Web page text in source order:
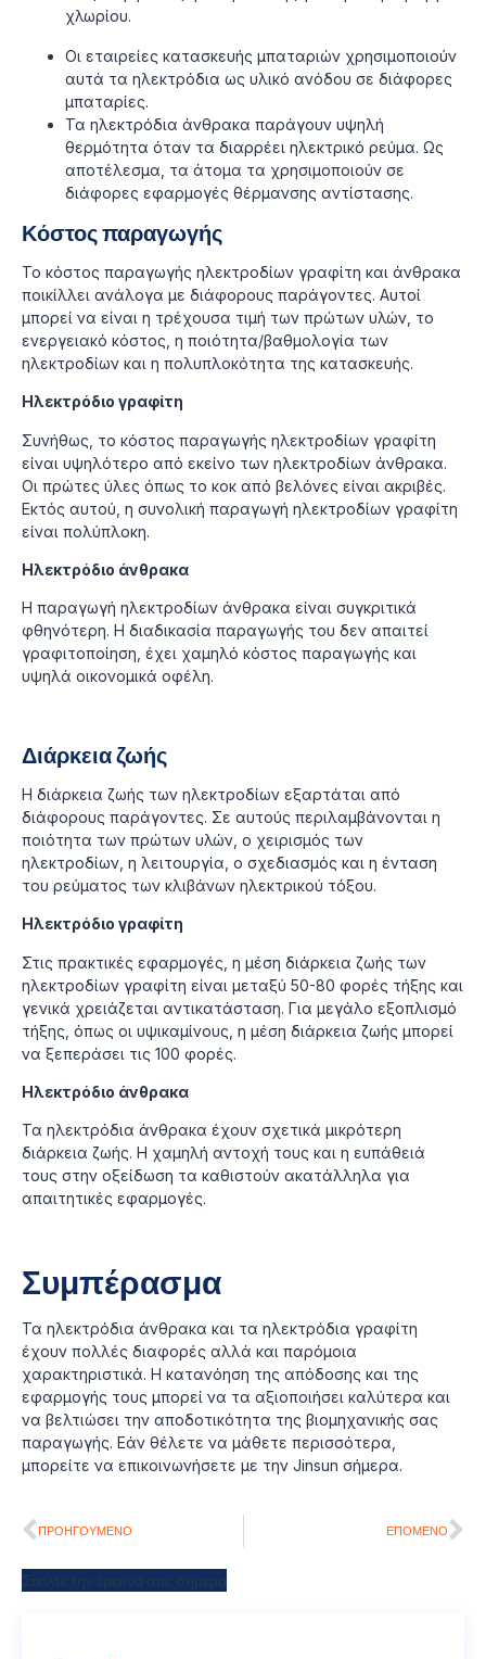
χλωρίου.
Οι εταιρείες κατασκευής μπαταριών χρησιμοποιούν
αυτά τα ηλεκτρόδια ως υλικό ανόδου σε διάφορες
μπαταρίες.
Τα ηλεκτρόδια άνθρακα παράγουν υψηλή
θερμότητα όταν τα διαρρέει ηλεκτρικό ρεύμα. Ως
αποτέλεσμα, τα άτομα τα χρησιμοποιούν σε
διάφορες εφαρμογές θέρμανσης αντίστασης.
Κόστος παραγωγής
Το κόστος παραγωγής ηλεκτροδίων γραφίτη και άνθρακα
ποικίλλει ανάλογα με διάφορους παράγοντες. Αυτοί
μπορεί να είναι η τρέχουσα τιμή των πρώτων υλών, το
ενεργειακό κόστος, η ποιότητα/βαθμολογία των
ηλεκτροδίων και η πολυπλοκότητα της κατασκευής.
Ηλεκτρόδιο γραφίτη
Συνήθως, το κόστος παραγωγής ηλεκτροδίων γραφίτη
είναι υψηλότερο από εκείνο των ηλεκτροδίων άνθρακα.
Οι πρώτες ύλες όπως το κοκ από βελόνες είναι ακριβές.
Εκτός αυτού, η συνολική παραγωγή ηλεκτροδίων γραφίτη
είναι πολύπλοκη.
Ηλεκτρόδιο άνθρακα
Η παραγωγή ηλεκτροδίων άνθρακα είναι συγκριτικά
φθηνότερη. Η διαδικασία παραγωγής του δεν απαιτεί
γραφιτοποίηση, έχει χαμηλό κόστος παραγωγής και
υψηλά οικονομικά οφέλη.
Διάρκεια ζωής
Η διάρκεια ζωής των ηλεκτροδίων εξαρτάται από
διάφορους παράγοντες. Σε αυτούς περιλαμβάνονται η
ποιότητα των πρώτων υλών, ο χειρισμός των
ηλεκτροδίων, η λειτουργία, ο σχεδιασμός και η ένταση
του ρεύματος των κλιβάνων ηλεκτρικού τόξου.
Ηλεκτρόδιο γραφίτη
Στις πρακτικές εφαρμογές, η μέση διάρκεια ζωής των
ηλεκτροδίων γραφίτη είναι μεταξύ 50-80 φορές τήξης και
γενικά χρειάζεται αντικατάσταση. Για μεγάλο εξοπλισμό
τήξης, όπως οι υψικαμίνους, η μέση διάρκεια ζωής μπορεί
να ξεπεράσει τις 100 φορές.
Ηλεκτρόδιο άνθρακα
Τα ηλεκτρόδια άνθρακα έχουν σχετικά μικρότερη
διάρκεια ζωής. Η χαμηλή αντοχή τους και η ευπάθειά
τους στην οξείδωση τα καθιστούν ακατάλληλα για
απαιτητικές εφαρμογές.
Συμπέρασμα
Τα ηλεκτρόδια άνθρακα και τα ηλεκτρόδια γραφίτη
έχουν πολλές διαφορές αλλά και παρόμοια
χαρακτηριστικά. Η κατανόηση της απόδοσης και της
εφαρμογής τους μπορεί να τα αξιοποιήσει καλύτερα και
να βελτιώσει την αποδοτικότητα της βιομηχανικής σας
παραγωγής. Εάν θέλετε να μάθετε περισσότερα,
μπορείτε να επικοινωνήσετε με την Jinsun σήμερα.
ΠΡΟΗΓΟΎΜΕΝΟ ΕΠΌΜΕΝΟ
Στείλτε την έρευνά σας σήμερα